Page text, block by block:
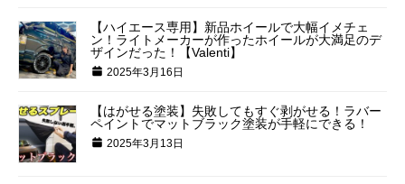
【ハイエース専用】新品ホイールで大幅イメチェ
ン！ライトメーカーが作ったホイールが大満足のデ
ザインだった！【Valenti】
2025年3月16日
【はがせる塗装】失敗してもすぐ剥がせる！ラバー
ペイントでマットブラック塗装が手軽にできる！
2025年3月13日